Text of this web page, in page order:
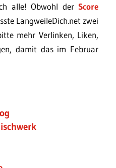
alle! Obwohl der Score
LangweileDich.net zwei
mehr Verlinken, Liken,
damit das im Februar